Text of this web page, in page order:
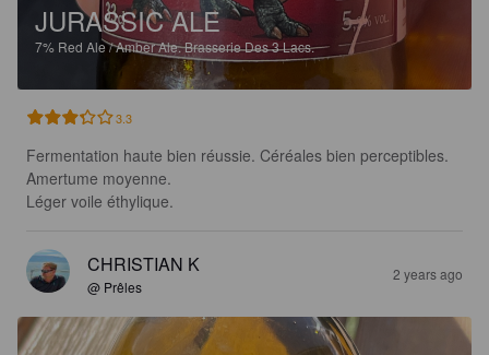
JURASSIC ALE
7% Red Ale / Amber Ale.Brasserie Des 3 Lacs.
3.3
Fermentation haute bien réussie. Céréales bien perceptibles.
Amertume moyenne.
Léger voile éthylique.
CHRISTIAN K
@ Prêles
2 years ago